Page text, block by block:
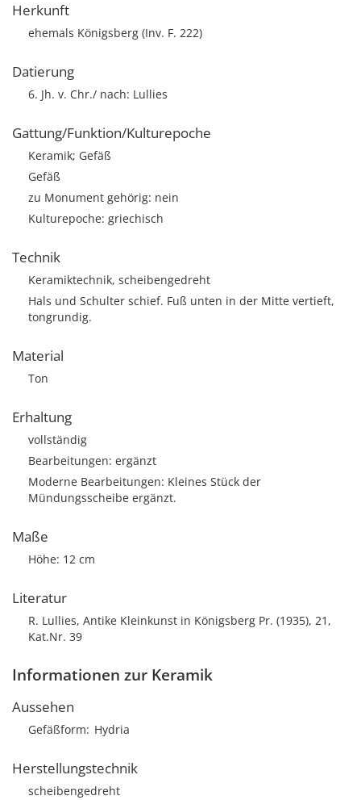
Herkunft
ehemals Königsberg (Inv. F. 222)
Datierung
6. Jh. v. Chr./ nach: Lullies
Gattung/Funktion/Kulturepoche
Keramik; Gefäß
Gefäß
zu Monument gehörig: nein
Kulturepoche: griechisch
Technik
Keramiktechnik, scheibengedreht
Hals und Schulter schief. Fuß unten in der Mitte vertieft,
tongrundig.
Material
Ton
Erhaltung
vollständig
Bearbeitungen: ergänzt
Moderne Bearbeitungen: Kleines Stück der
Mündungsscheibe ergänzt.
Maße
Höhe: 12 cm
Literatur
R. Lullies, Antike Kleinkunst in Königsberg Pr. (1935), 21,
Kat.Nr. 39
Informationen zur Keramik
Aussehen
Gefäßform Hydria
Herstellungstechnik
scheibengedreht